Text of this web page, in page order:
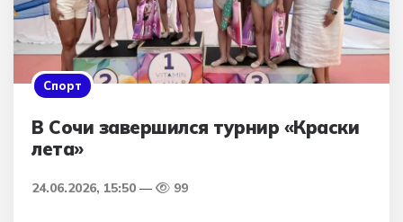
Спорт
В Сочи завершился турнир «Краски
лета»
24.06.2026, 15:50 99